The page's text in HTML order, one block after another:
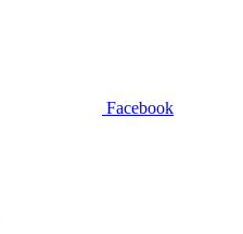
Facebook